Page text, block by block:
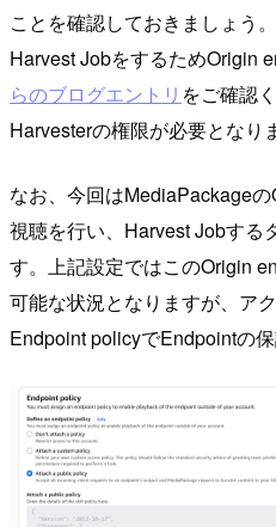
ことを確認しておきましょう
Harvest JobをするためOrigin
らのブログエントリ をご確認
Harvesterの権限が必要となり
なお、今回はMediaPackage
視聴を行い、Harvest Jobする
す。上記設定ではこのOrigin
可能な状況となりますが、ア
Endpoint policyでEndpointの保